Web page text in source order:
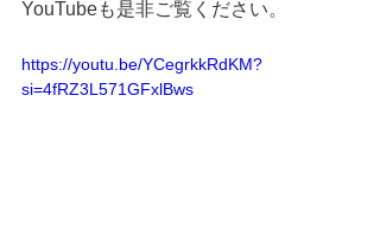
YouTubeも是非ご覧ください。
https://youtu.be/YCegrkkRdKM?
si=4fRZ3L571GFxlBws